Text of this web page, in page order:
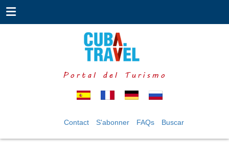
Portal del Turismo
Contact S'abonner FAQs Buscar